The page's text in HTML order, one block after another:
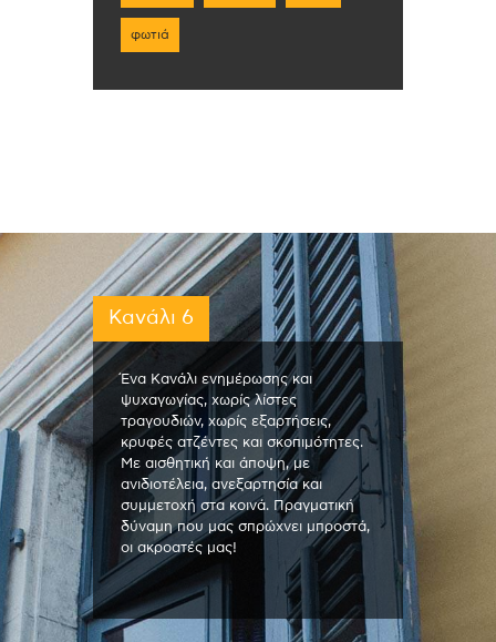
φωτιά
Κανάλι 6
Ένα Κανάλι ενημέρωσης και
ψυχαγωγίας, χωρίς λίστες
τραγουδιών, χωρίς εξαρτήσεις,
κρυφές ατζέντες και σκοπιμότητες.
Με αισθητική και άποψη, με
ανιδιοτέλεια, ανεξαρτησία και
συμμετοχή στα κοινά. Πραγματική
δύναμη που μας σπρώχνει μπροστά,
οι ακροατές μας!